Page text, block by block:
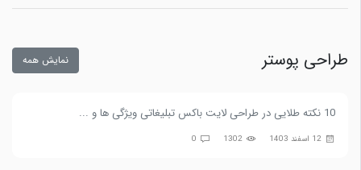
طراحی پوستر نمایش همه
10 نکته طلایی در طراحی لایت باکس تبلیغاتی ویژگی ها و ...
12 اسفند 1403 1302
0